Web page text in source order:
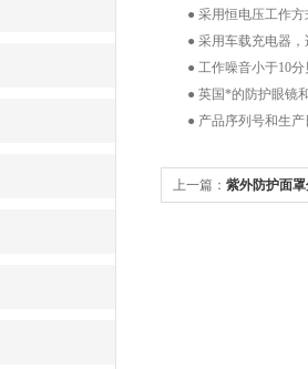
● 采用恒电压工作方
● 采用车载充电器，
● 工作噪音小于10分
● 英国*的防护眼镜和
● 产品序列号和生产日
上一篇： 紫外防护面